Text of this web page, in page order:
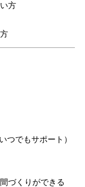
方
つでもサポート）
づくりができる